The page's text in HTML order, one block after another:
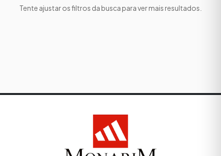
Tente ajustar os filtros da busca para ver mais resultados.